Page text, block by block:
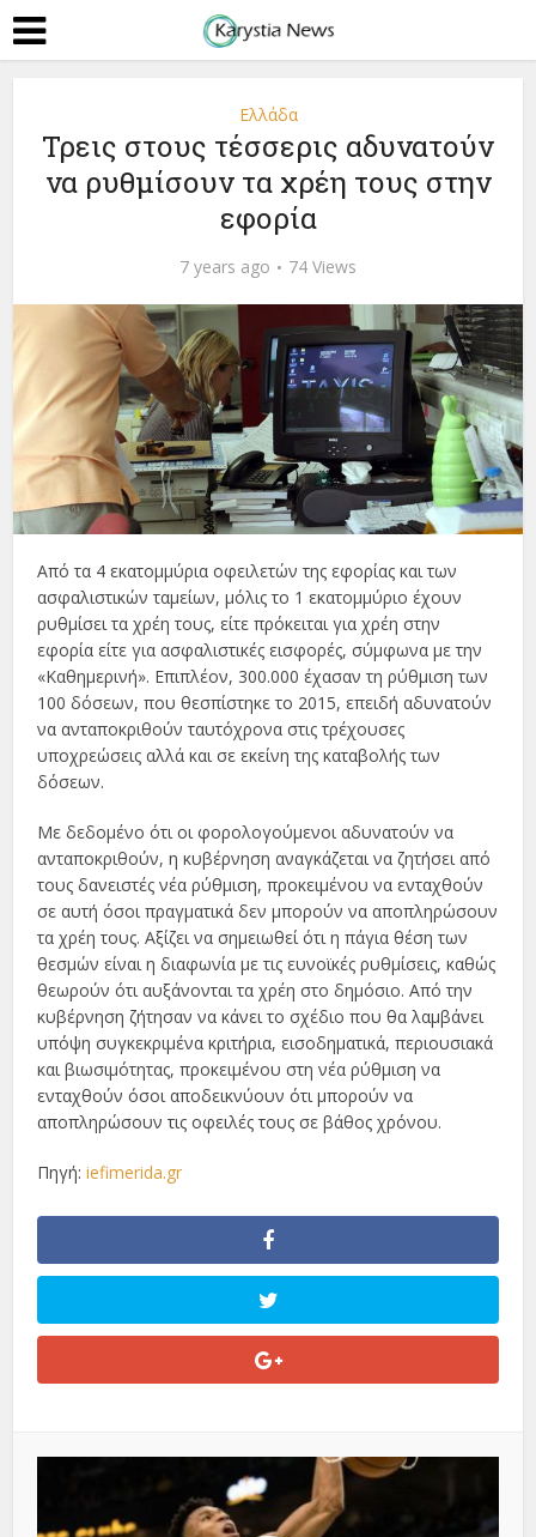
Ελλάδα
Τρεις στους τέσσερις αδυνατούν
να ρυθμίσουν τα χρέη τους στην
εφορία
7 years ago 74 Views
Από τα 4 εκατομμύρια οφειλετών της εφορίας και των
ασφαλιστικών ταμείων, μόλις το 1 εκατομμύριο έχουν
ρυθμίσει τα χρέη τους, είτε πρόκειται για χρέη στην
εφορία είτε για ασφαλιστικές εισφορές, σύμφωνα με την
«Καθημερινή». Επιπλέον, 300.000 έχασαν τη ρύθμιση των
100 δόσεων, που θεσπίστηκε το 2015, επειδή αδυνατούν
να ανταποκριθούν ταυτόχρονα στις τρέχουσες
υποχρεώσεις αλλά και σε εκείνη της καταβολής των
δόσεων.
Με δεδομένο ότι οι φορολογούμενοι αδυνατούν να
ανταποκριθούν, η κυβέρνηση αναγκάζεται να ζητήσει από
τους δανειστές νέα ρύθμιση, προκειμένου να ενταχθούν
σε αυτή όσοι πραγματικά δεν μπορούν να αποπληρώσουν
τα χρέη τους. Αξίζει να σημειωθεί ότι η πάγια θέση των
θεσμών είναι η διαφωνία με τις ευνοϊκές ρυθμίσεις, καθώς
θεωρούν ότι αυξάνονται τα χρέη στο δημόσιο. Από την
κυβέρνηση ζήτησαν να κάνει το σχέδιο που θα λαμβάνει
υπόψη συγκεκριμένα κριτήρια, εισοδηματικά, περιουσιακά
και βιωσιμότητας, προκειμένου στη νέα ρύθμιση να
ενταχθούν όσοι αποδεικνύουν ότι μπορούν να
αποπληρώσουν τις οφειλές τους σε βάθος χρόνου.
Πηγή:iefimerida.gr